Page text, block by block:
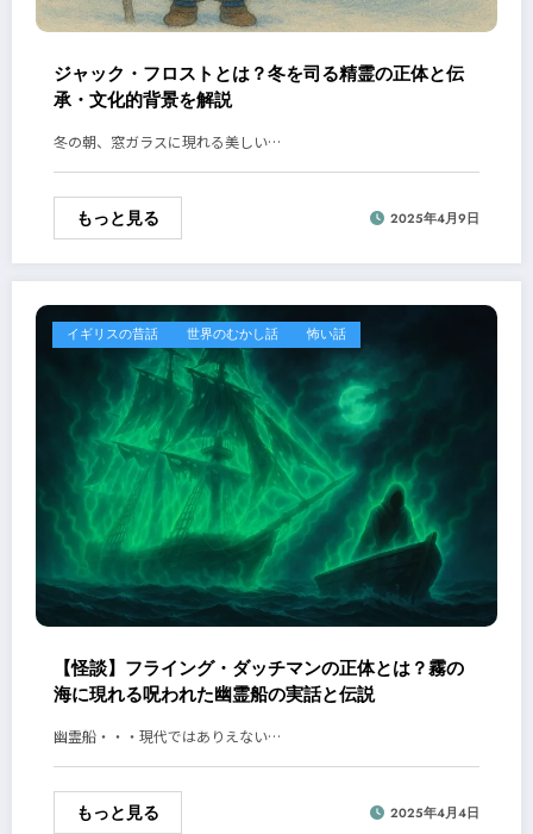
ジャック・フロストとは？冬を司る精霊の正体と伝
承・文化的背景を解説
冬の朝、窓ガラスに現れる美しい…
もっと見る 2025年4月9日
イギリスの昔話 世界のむかし話 怖い話
【怪談】フライング・ダッチマンの正体とは？霧の
海に現れる呪われた幽霊船の実話と伝説
幽霊船・・・現代ではありえない…
もっと見る 2025年4月4日